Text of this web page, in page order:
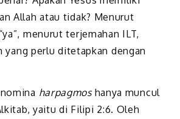
Allah atau tidak? Menurut
menurut terjemahan ILT,
yang perlu ditetapkan dengan
harpagmoshanya muncul
yaitu di Filipi 2:6. Oleh